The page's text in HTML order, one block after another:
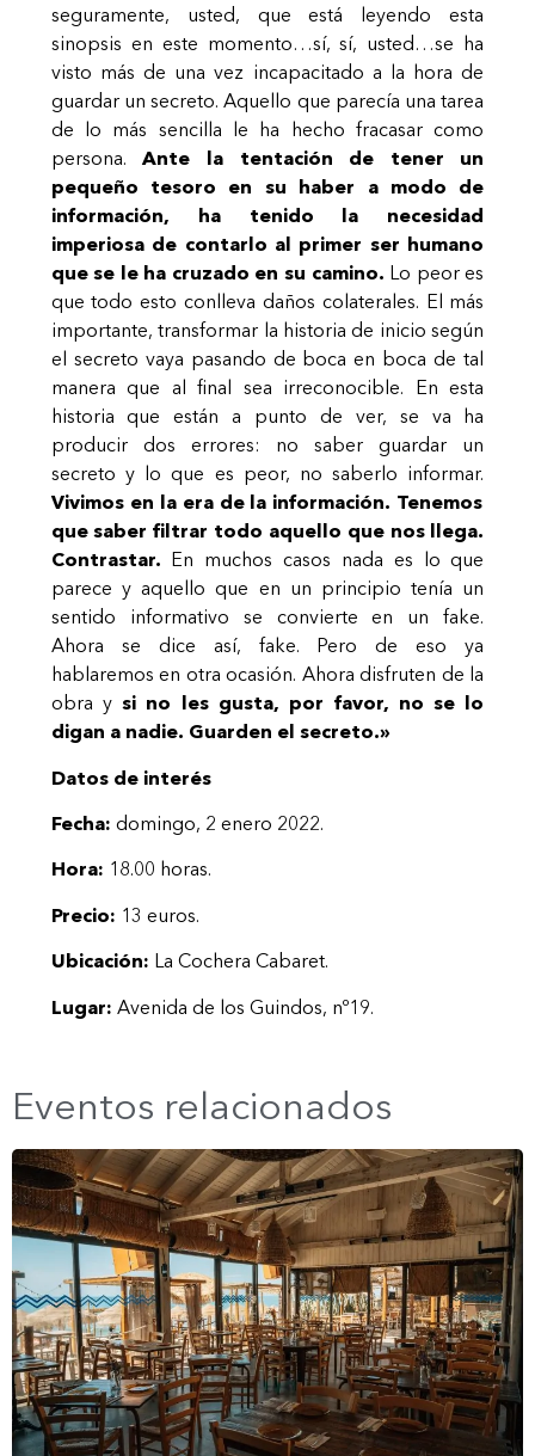
seguramente, usted, que está leyendo esta
sinopsis en este momento…sí, sí, usted…se ha
visto más de una vez incapacitado a la hora de
guardar un secreto. Aquello que parecía una tarea
de lo más sencilla le ha hecho fracasar como
persona.Ante la tentación de tener un
pequeño tesoro en su haber a modo de
información, ha tenido la necesidad
imperiosa de contarlo al primer ser humano
que se le ha cruzado en su camino. Lo peor es
que todo esto conlleva daños colaterales. El más
importante, transformar la historia de inicio según
el secreto vaya pasando de boca en boca de tal
manera que al final sea irreconocible. En esta
historia que están a punto de ver, se va ha
producir dos errores: no saber guardar un
secreto y lo que es peor, no saberlo informar.
Vivimos en la era de la información. Tenemos
que saber filtrar todo aquello que nos llega.
Contrastar. En muchos casos nada es lo que
parece y aquello que en un principio tenía un
sentido informativo se convierte en un fake.
Ahora se dice así, fake. Pero de eso ya
hablaremos en otra ocasión. Ahora disfruten de la
obra ysi no les gusta, por favor, no se lo
digan a nadie. Guarden el secreto.»
Datos de interés
Fecha: domingo, 2 enero 2022.
Hora: 18.00 horas.
Precio: 13 euros.
Ubicación: La Cochera Cabaret.
Lugar: Avenida de los Guindos, nº19.
Eventos relacionados